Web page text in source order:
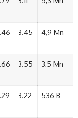
3.45 4,9 Mn
3.55 3,5 Mn
3.22 536 B